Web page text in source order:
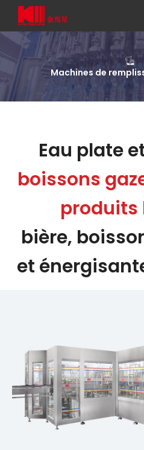
Machines de
Eau plate
boissons
produits
bière,
et